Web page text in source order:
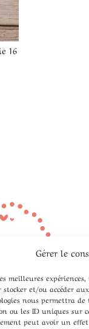
Gérer le
meilleures
stocker et/ou accéder
nous permettra
ou les ID uniques sur
peut avoir un
16